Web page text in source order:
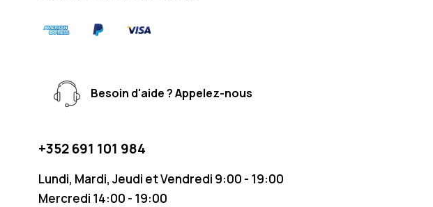
Besoin d'aide ? Appelez-nous
+352 691 101 984
Lundi, Mardi, Jeudi et Vendredi 9:00 - 19:00
Mercredi 14:00 - 19:00